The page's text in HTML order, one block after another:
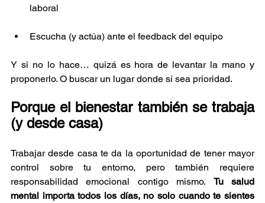
laboral
Escucha (y actúa) ante el feedback del equipo
Y si no lo hace… quizá es hora de levantar la mano y
proponerlo. O buscar un lugar donde sí sea prioridad.
Porque el bienestar también se trabaja
(y desde casa)
Trabajar desde casa te da la oportunidad de tener mayor
control sobre tu entorno, pero también requiere
responsabilidad emocional contigo mismo. Tu salud
mental importa todos los días, no solo cuando te sientes